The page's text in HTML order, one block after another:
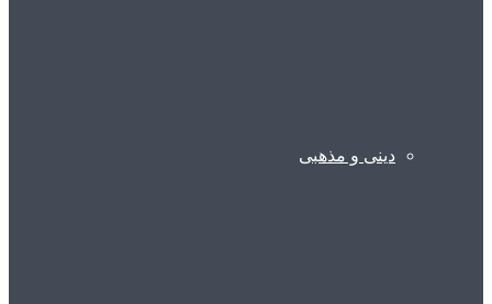
دینی و مذهبی